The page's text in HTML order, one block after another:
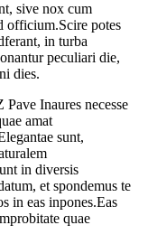
sive nox cum
officium.Scire potes
in turba
peculiari die,
dies.
Inaures necesse
amat
sunt,
in diversis
et spondemus te
in eas inpones.Eas
quae